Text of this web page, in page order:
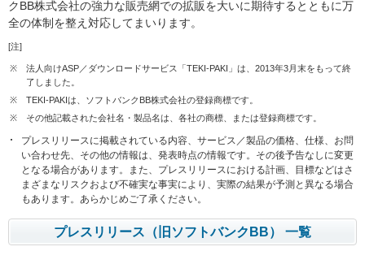
クBB株式会社の強力な販売網での拡販を大いに期待するとともに万
全の体制を整え対応してまいります。
[注]
※
法人向けASP／ダウンロードサービス「TEKI-PAKI」は、2013年3月末をもって終
了しました。
※
TEKI-PAKIは、ソフトバンクBB株式会社の登録商標です。
※
その他記載された会社名・製品名は、各社の商標、または登録商標です。
プレスリリースに掲載されている内容、サービス／製品の価格、仕様、お問
い合わせ先、その他の情報は、発表時点の情報です。その後予告なしに変更
となる場合があります。また、プレスリリースにおける計画、目標などはさ
まざまなリスクおよび不確実な事実により、実際の結果が予測と異なる場合
もあります。あらかじめご了承ください。
プレスリリース（旧ソフトバンクBB） 一覧